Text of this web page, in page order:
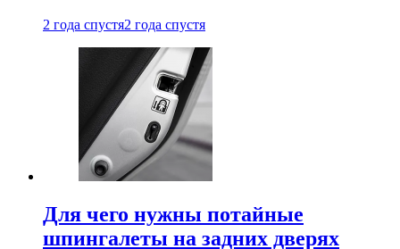
2 года спустя2 года спустя
Для чего нужны потайные
шпингалеты на задних дверях